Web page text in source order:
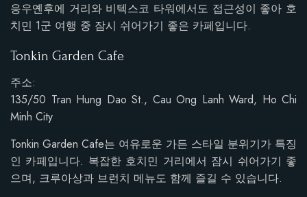
응우옌후에 거리와 비텍스코 타워에서도 접근성이 좋아 호
치민 1군 여행 중 잠시 쉬어가기 좋은 카페입니다.
Tonkin Garden Cafe
주소:
135/50 Tran Hung Dao St., Cau Ong Lanh Ward, Ho Chi
Minh City
Tonkin Garden Cafe는 여유로운 가든 스타일 분위기가 특징
인 카페입니다. 복잡한 호치민 거리에서 잠시 쉬어가기 좋
으며, 크루아상과 브런치 메뉴도 함께 즐길 수 있습니다.